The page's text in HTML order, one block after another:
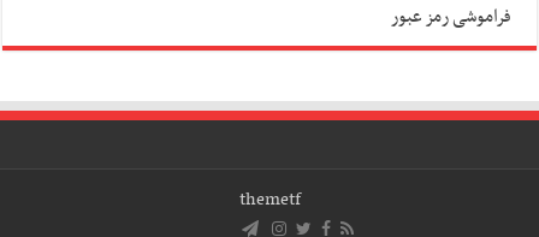
فراموشی رمز عبور
themetf